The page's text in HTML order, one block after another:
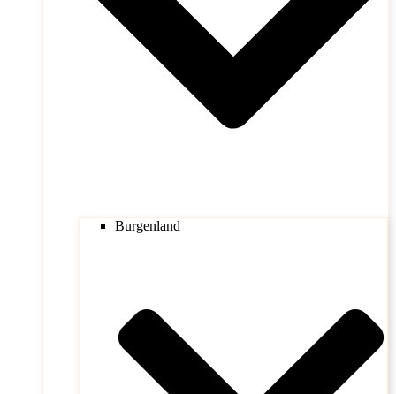
Burgenland